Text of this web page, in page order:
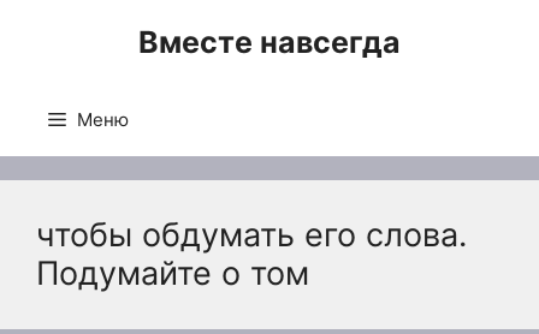
Вместе навсегда
Меню
чтобы обдумать его слова.
Подумайте о том